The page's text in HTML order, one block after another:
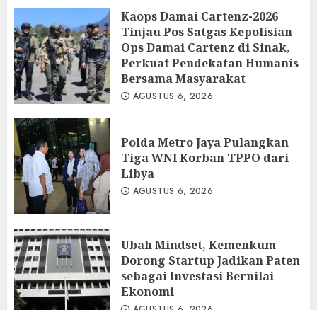
Kaops Damai Cartenz-2026
Tinjau Pos Satgas Kepolisian
Ops Damai Cartenz di Sinak,
Perkuat Pendekatan Humanis
Bersama Masyarakat
AGUSTUS 6, 2026
Polda Metro Jaya Pulangkan
Tiga WNI Korban TPPO dari
Libya
AGUSTUS 6, 2026
Ubah Mindset, Kemenkum
Dorong Startup Jadikan Paten
sebagai Investasi Bernilai
Ekonomi